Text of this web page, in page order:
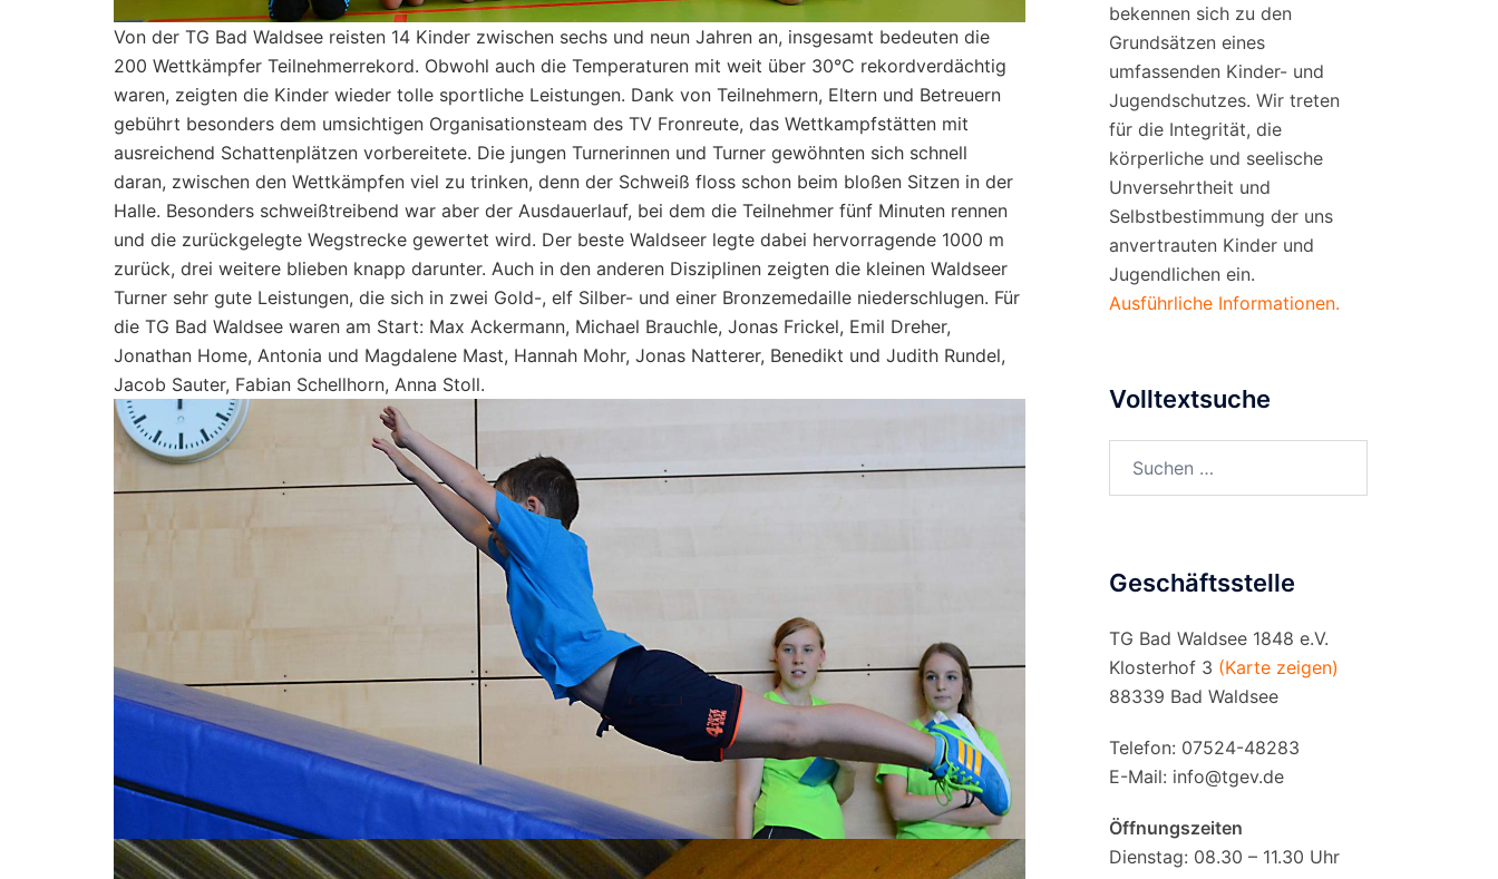
Von der TG Bad Waldsee reisten 14 Kinder zwischen sechs und neun Jahren an, insgesamt bedeuten die
200 Wettkämpfer Teilnehmerrekord. Obwohl auch die Temperaturen mit weit über 30°C rekordverdächtig
waren, zeigten die Kinder wieder tolle sportliche Leistungen. Dank von Teilnehmern, Eltern und Betreuern
gebührt besonders dem umsichtigen Organisationsteam des TV Fronreute, das Wettkampfstätten mit
ausreichend Schattenplätzen vorbereitete. Die jungen Turnerinnen und Turner gewöhnten sich schnell
daran, zwischen den Wettkämpfen viel zu trinken, denn der Schweiß floss schon beim bloßen Sitzen in der
Halle. Besonders schweißtreibend war aber der Ausdauerlauf, bei dem die Teilnehmer fünf Minuten rennen
und die zurückgelegte Wegstrecke gewertet wird. Der beste Waldseer legte dabei hervorragende 1000 m
zurück, drei weitere blieben knapp darunter. Auch in den anderen Disziplinen zeigten die kleinen Waldseer
Turner sehr gute Leistungen, die sich in zwei Gold-, elf Silber- und einer Bronzemedaille niederschlugen. Für
die TG Bad Waldsee waren am Start: Max Ackermann, Michael Brauchle, Jonas Frickel, Emil Dreher,
Jonathan Home, Antonia und Magdalene Mast, Hannah Mohr, Jonas Natterer, Benedikt und Judith Rundel,
Jacob Sauter, Fabian Schellhorn, Anna Stoll.
bekennen sich zu den
Grundsätzen eines
umfassenden Kinder- und
Jugendschutzes. Wir treten
für die Integrität, die
körperliche und seelische
Unversehrtheit und
Selbstbestimmung der uns
anvertrauten Kinder und
Jugendlichen ein.
Ausführliche Informationen.
Volltextsuche
nach:
Geschäftsstelle
TG Bad Waldsee 1848 e.V.
Klosterhof 3 (Karte zeigen)
88339 Bad Waldsee
Telefon: 07524-48283
E-Mail: info@tgev.de
Öffnungszeiten
Dienstag: 08.30 – 11.30 Uhr